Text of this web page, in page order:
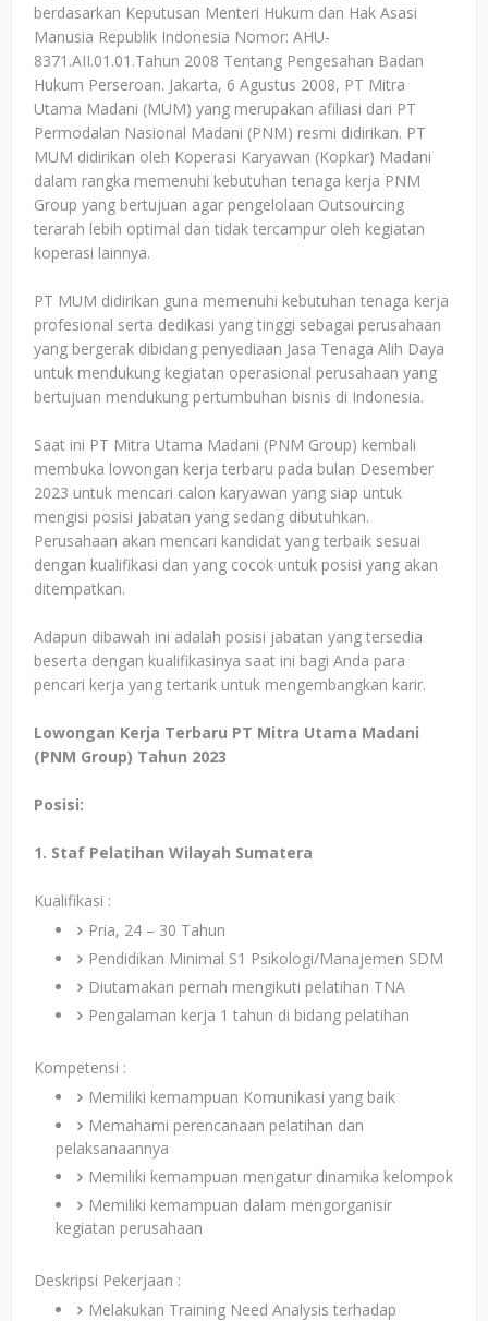
berdasarkan Keputusan Menteri Hukum dan Hak Asasi
Manusia Republik Indonesia Nomor: AHU-
8371.AII.01.01.Tahun 2008 Tentang Pengesahan Badan
Hukum Perseroan. Jakarta, 6 Agustus 2008, PT Mitra
Utama Madani (MUM) yang merupakan afiliasi dari PT
Permodalan Nasional Madani (PNM) resmi didirikan. PT
MUM didirikan oleh Koperasi Karyawan (Kopkar) Madani
dalam rangka memenuhi kebutuhan tenaga kerja PNM
Group yang bertujuan agar pengelolaan Outsourcing
terarah lebih optimal dan tidak tercampur oleh kegiatan
koperasi lainnya.
PT MUM didirikan guna memenuhi kebutuhan tenaga kerja
profesional serta dedikasi yang tinggi sebagai perusahaan
yang bergerak dibidang penyediaan Jasa Tenaga Alih Daya
untuk mendukung kegiatan operasional perusahaan yang
bertujuan mendukung pertumbuhan bisnis di Indonesia.
Saat ini PT Mitra Utama Madani (PNM Group) kembali
membuka lowongan kerja terbaru pada bulan Desember
2023 untuk mencari calon karyawan yang siap untuk
mengisi posisi jabatan yang sedang dibutuhkan.
Perusahaan akan mencari kandidat yang terbaik sesuai
dengan kualifikasi dan yang cocok untuk posisi yang akan
ditempatkan.
Adapun dibawah ini adalah posisi jabatan yang tersedia
beserta dengan kualifikasinya saat ini bagi Anda para
pencari kerja yang tertarik untuk mengembangkan karir.
Lowongan Kerja Terbaru PT Mitra Utama Madani
(PNM Group) Tahun 2023
Posisi:
1. Staf Pelatihan Wilayah Sumatera
Kualifikasi :
Pria, 24 – 30 Tahun
Pendidikan Minimal S1 Psikologi/Manajemen SDM
Diutamakan pernah mengikuti pelatihan TNA
Pengalaman kerja 1 tahun di bidang pelatihan
Kompetensi :
Memiliki kemampuan Komunikasi yang baik
Memahami perencanaan pelatihan dan
pelaksanaannya
Memiliki kemampuan mengatur dinamika kelompok
Memiliki kemampuan dalam mengorganisir
kegiatan perusahaan
Deskripsi Pekerjaan :
Melakukan Training Need Analysis terhadap